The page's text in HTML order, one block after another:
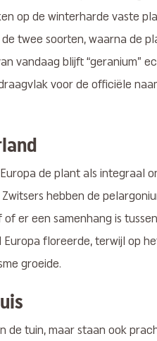
op de winterharde vaste
twee soorten, waarna de
vandaag blijft “geranium”
voor de officiële
de plant als integraal
hebben de
er een samenhang is
Europa floreerde, terwijl op
groeide.
de tuin, maar staan ook